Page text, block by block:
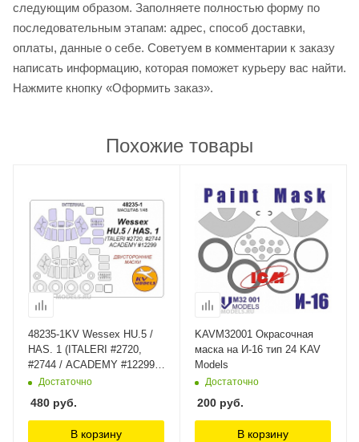
следующим образом. Заполняете полностью форму по
последовательным этапам: адрес, способ доставки,
оплаты, данные о себе. Советуем в комментарии к заказу
написать информацию, которая поможет курьеру вас найти.
Нажмите кнопку «Оформить заказ».
Похожие товары
48235-1KV Wessex HU.5 /
HAS. 1 (ITALERI #2720,
#2744 / ACADEMY #12299) -
(Двусторонние маски) +
KV Models
Достаточно
480 руб.
В корзину
KAVM32001 Окрасочная
маска на И-16 тип 24 KAV
Models
Достаточно
200 руб.
В корзину